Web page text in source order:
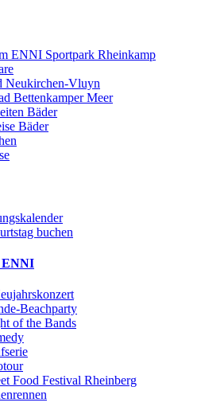
ENNI Sportpark Rheinkamp
Neukirchen-Vluyn
Bettenkamper Meer
Bäder
Bäder
buchen
ENNI
Beachparty
of the Bands
Food Festival Rheinberg